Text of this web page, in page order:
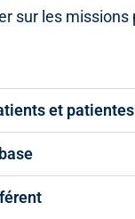
sur les
et patientes